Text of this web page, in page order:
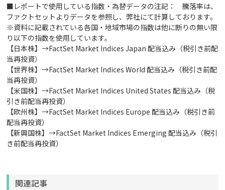
■レポートで使用している指数・為替データの注記： 騰落率は、
ファクトセットよりデータを参照し、弊社にて計算しております。
※資料に記載されている各国・地域市場の指数は他に断りの無い限
り以下の指数を使用しています。
【日本株】→FactSet Market Indices Japan 配当込み（税引き前配
当再投資）
【世界株】→FactSet Market Indices World 配当込み（税引き前配
当再投資）
【米国株】→FactSet Market Indices United States 配当込み（税
引き前配当再投資）
【欧州株】→FactSet Market Indices Europe 配当込み（税引き前
配当再投資）
【新興国株】→FactSet Market Indices Emerging 配当込み（税引
き前配当再投資）
関連記事